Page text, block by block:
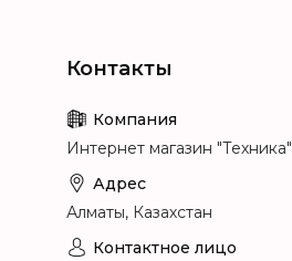
Интернет магазин "Техника"
Алматы, Казахстан